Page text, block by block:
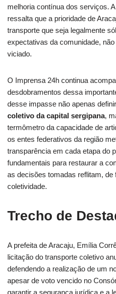
melhoria contínua dos serviços.
ressalta que a prioridade de
transporte que seja legalmente
expectativas da comunidade,
viciado.
O Imprensa 24h continua
desdobramentos dessa
desse impasse não apenas
coletivo da capital sergipana,
termômetro da capacidade de
os entes federativos da região
transparência em cada etapa do
fundamentais para restaurar a
as decisões tomadas reflitam, de
coletividade.
Trecho de
A prefeita de Aracaju, Emília
licitação do transporte coletivo
defendendo a realização de um
apesar de voto vencido no